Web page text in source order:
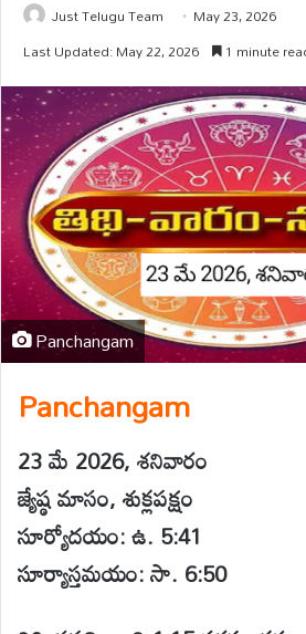
Just Telugu Team
May 23, 2026
Last Updated: May 22, 2026
1 minute
Panchangam
Panchangam
23 మే 2026, శనివారం
జ్యేష్ఠ మాసం, శుక్లపక్షం
సూర్యోదయం: ఉ. 5:41
సూర్యాస్తమయం: సా. 6:50